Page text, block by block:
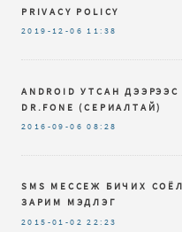
PRIVACY POLICY
2019-12-06 11:38
ANDROID УТСАН
DR.FОNЕ (СЕРИАЛТАЙ)
2016-09-06 08:28
SMS МЕССЕЖ БИЧИХ
ЗАРИМ МЭДЛЭГ
2015-01-02 22:23